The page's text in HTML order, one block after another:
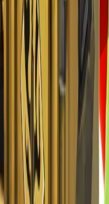
🇷🇺 Рубли (RUB)
развлечений:
что вам исполнилось